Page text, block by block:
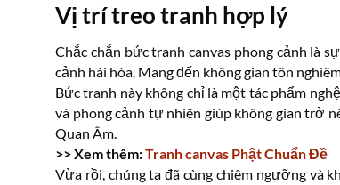
Vị trí treo tranh hợp lý
Chắc chắn bức tranh canvas phong cảnh là
cảnh hài hòa. Mang đến không gian tôn
Bức tranh này không chỉ là một tác phẩm
và phong cảnh tự nhiên giúp không gian trở
Quan Âm.
>> Xem thêm:Tranh canvas Phật Chuẩn Đề
Vừa rồi, chúng ta đã cùng chiêm ngưỡng và